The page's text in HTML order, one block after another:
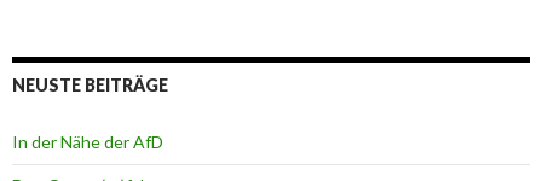
NEUSTE BEITRÄGE
In der Nähe der AfD